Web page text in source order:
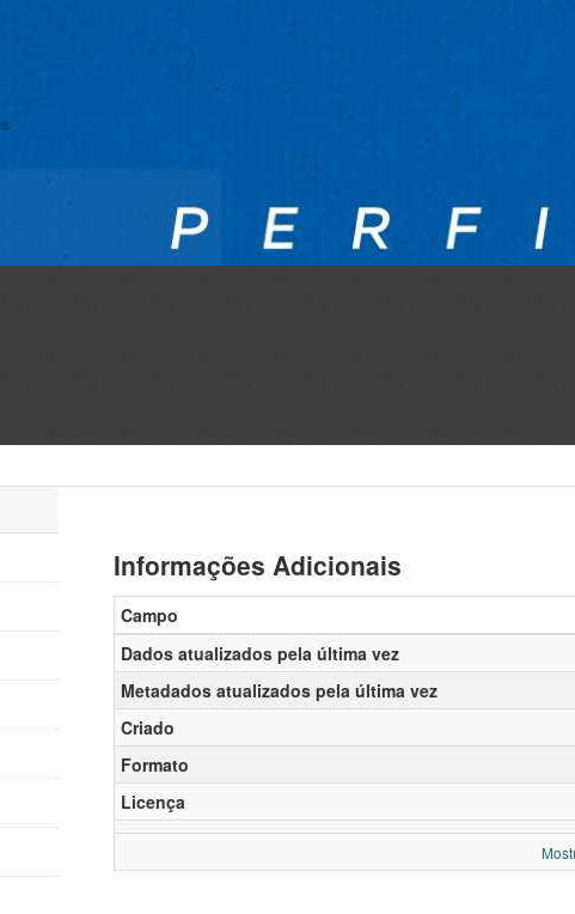
Informações Adicionais
Campo
Dados atualizados pela última vez
Metadados atualizados pela última vez
Criado
Formato
Licença